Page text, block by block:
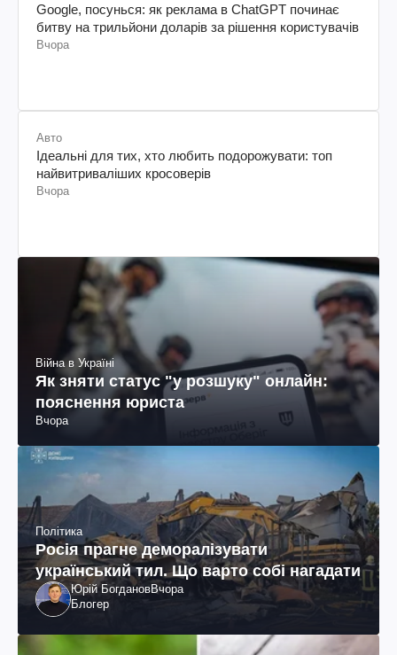
Google, посунься: як реклама в ChatGPT починає
битву на трильйони доларів за рішення користувачів
Вчора
Авто
Ідеальні для тих, хто любить подорожувати: топ
найвитриваліших кросоверів
Вчора
Війна в Україні
Як зняти статус "у розшуку" онлайн:
пояснення юриста
Вчора
Політика
Росія прагне деморалізувати
український тил. Що варто собі нагадати
Юрій БогдановВчора
Блогер